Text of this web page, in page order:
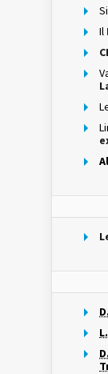
Il